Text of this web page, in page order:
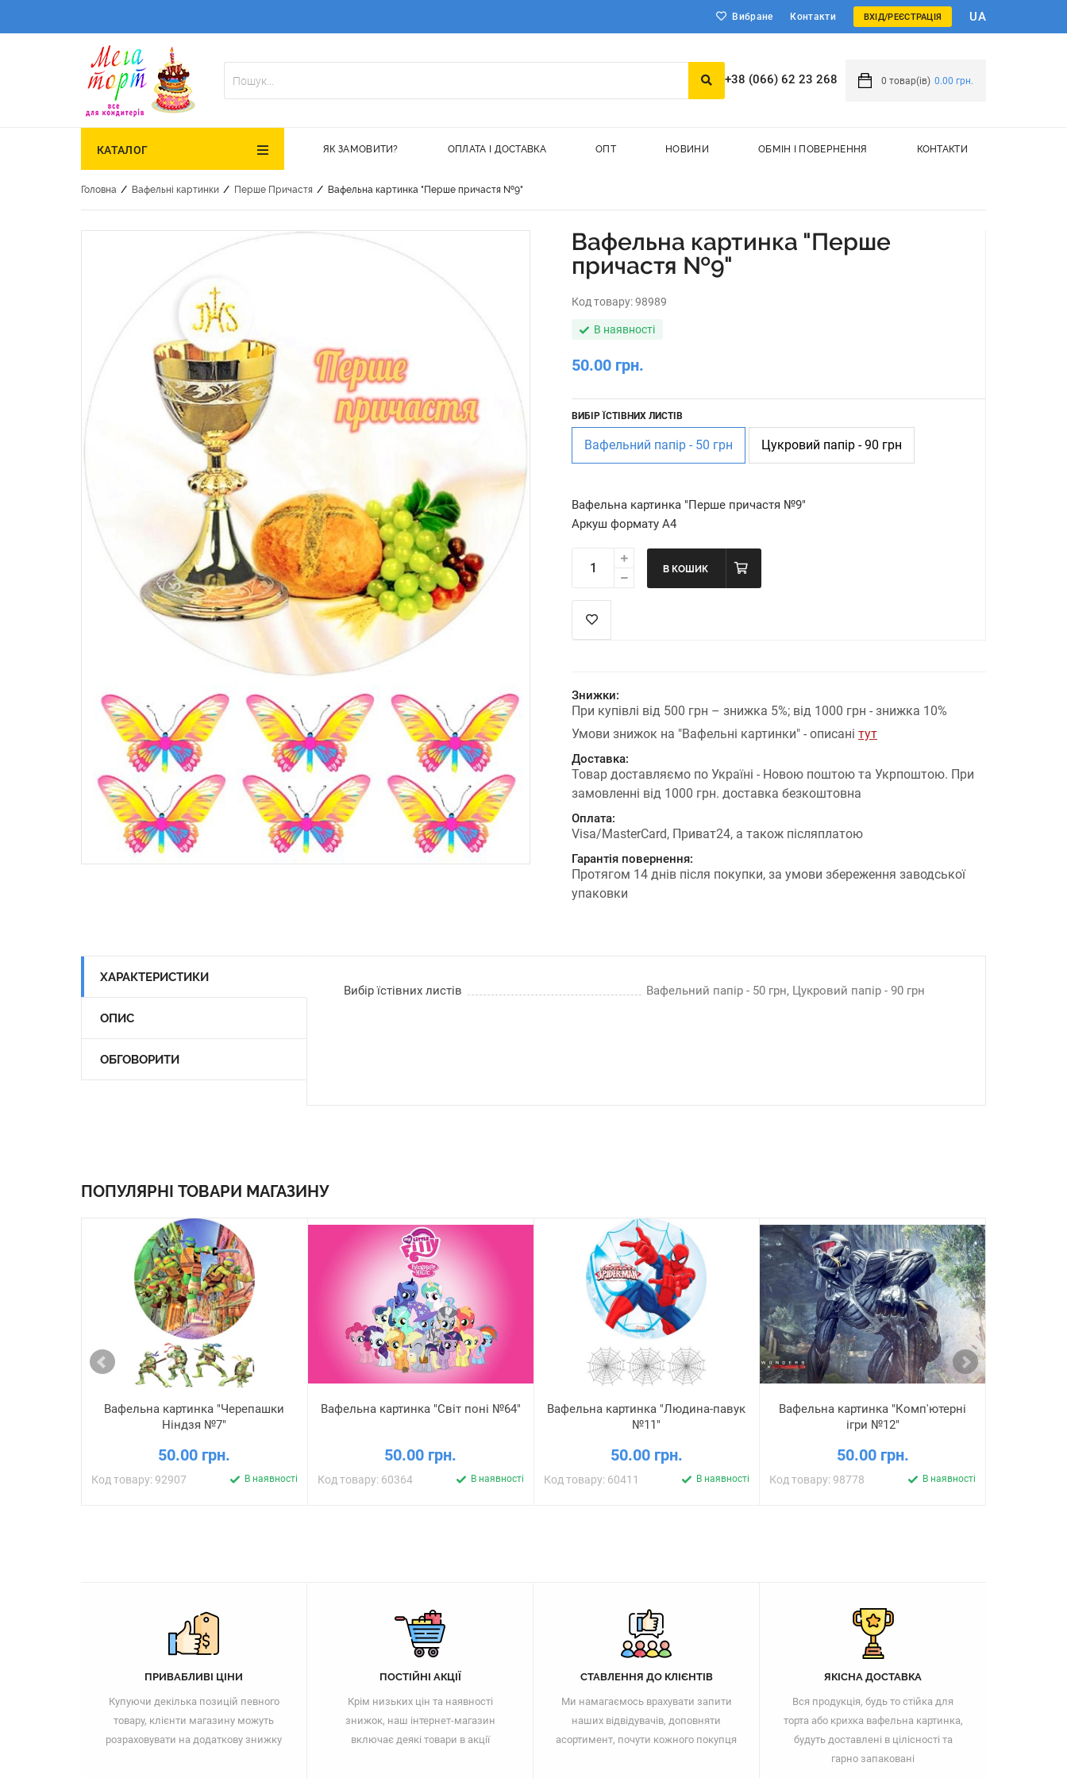
Вибране Контакти ВХІД/РЕЄСТРАЦІЯ UA
+38 (066) 62 23 268 0 товар(ів) 0.00 грн.
КАТАЛОГ ЯК ЗАМОВИТИ? ОПЛАТА І ДОСТАВКА ОПТ НОВИНИ ОБМІН І ПОВЕРНЕННЯ КОНТАКТИ
Головна / Вафельні картинки / Перше Причастя / Вафельна картинка "Перше причастя №9"
Вафельна картинка "Перше
причастя №9"
Код товару:98989
В наявності
50.00 грн.
ВИБІР ЇСТІВНИХ ЛИСТІВ
Вафельний папір - 50 грн Цукровий папір - 90 грн
Вафельна картинка "Перше причастя №9"
Аркуш формату А4
В КОШИК
Знижки:
При купівлі від 500 грн – знижка 5%; від 1000 грн - знижка 10%
Умови знижок на "Вафельні картинки" - описані тут
Доставка:
Товар доставляємо по Україні - Новою поштою та Укрпоштою. При
замовленні від 1000 грн. доставка безкоштовна
Оплата:
Visa/MasterCard, Приват24, а також післяплатою
Гарантія повернення:
Протягом 14 днів після покупки, за умови збереження заводської
упаковки
ХАРАКТЕРИСТИКИ
ОПИС
ОБГОВОРИТИ
Вибір їстівних листів Вафельний папір - 50 грн, Цукровий папір - 90 грн
ПОПУЛЯРНІ ТОВАРИ МАГАЗИНУ
Вафельна картинка "Черепашки
Ніндзя №7"
50.00 грн.
Код товару: 92907 В наявності
Вафельна картинка "Світ поні №64"
50.00 грн.
Код товару: 60364 В наявності
Вафельна картинка "Людина-павук
№11"
50.00 грн.
Код товару: 60411 В наявності
Вафельна картинка "Комп'ютерні
ігри №12"
50.00 грн.
Код товару: 98778 В наявності
ПРИВАБЛИВІ ЦІНИ
Купуючи декілька позицій певного
товару, клієнти магазину можуть
розраховувати на додаткову знижку
ПОСТІЙНІ АКЦІЇ
Крім низьких цін та наявності
знижок, наш інтернет-магазин
включає деякі товари в акції
СТАВЛЕННЯ ДО КЛІЄНТІВ
Ми намагаємось врахувати запити
наших відвідувачів, доповняти
асортимент, почути кожного покупця
ЯКІСНА ДОСТАВКА
Вся продукція, будь то стійка для
торта або крихка вафельна картинка,
будуть доставлені в цілісності та
гарно запаковані